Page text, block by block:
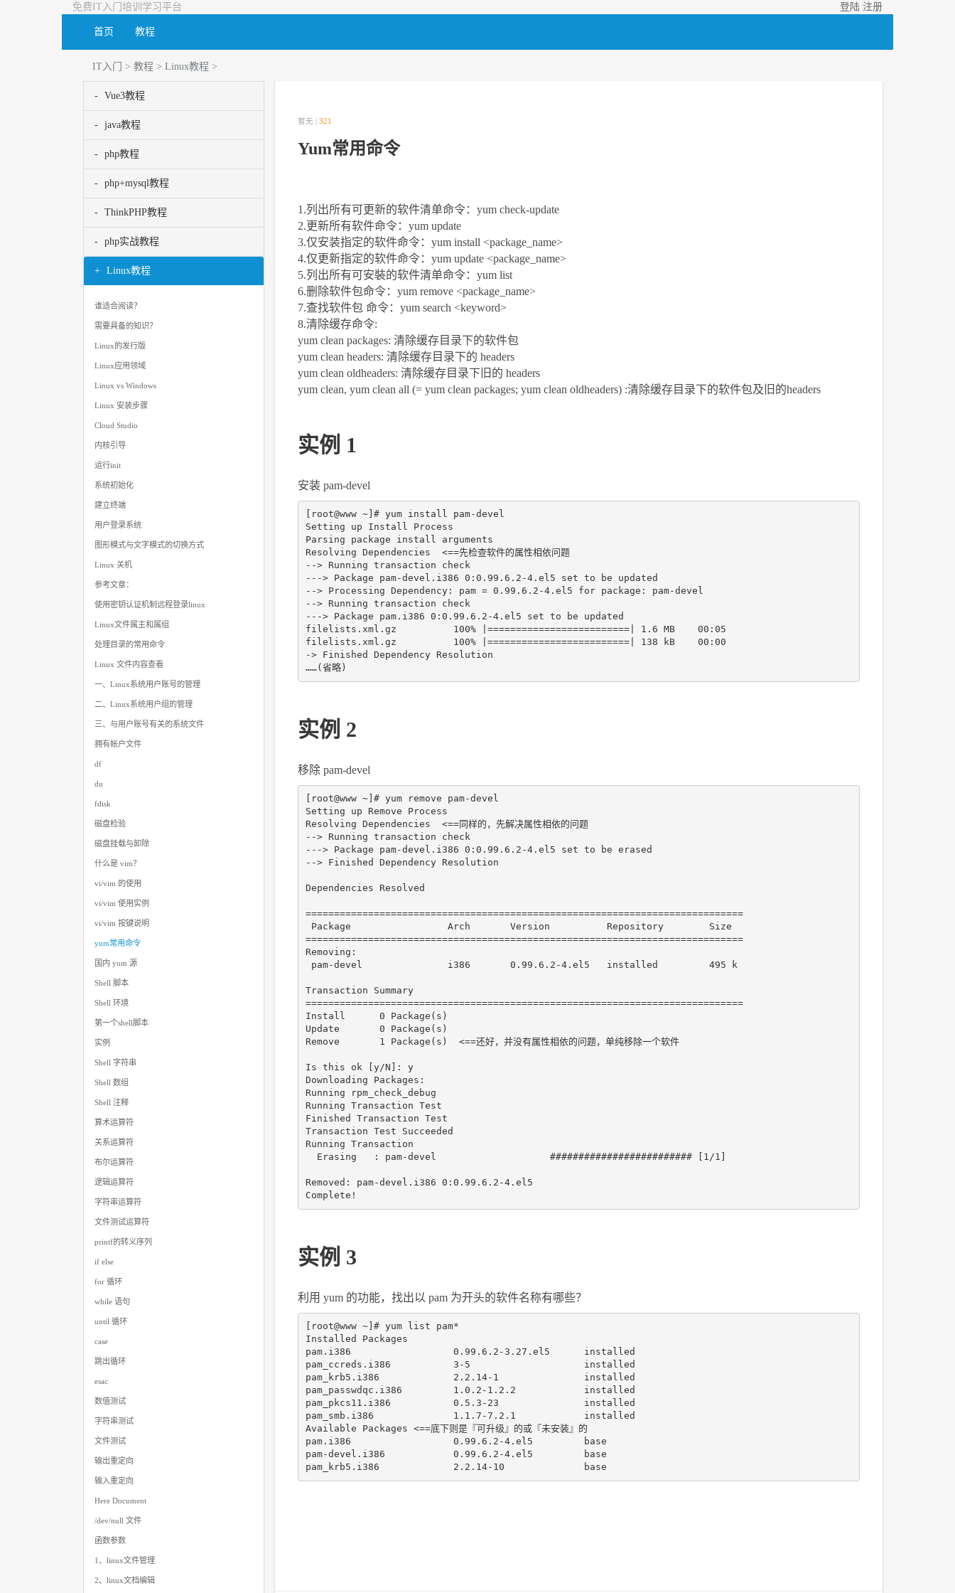
免费IT入门培训学习平台 登陆 注册
首页 教程
IT入门 > 教程 > Linux教程 >
暂无 | 321
Yum常用命令
1.列出所有可更新的软件清单命令：yum check-update
2.更新所有软件命令：yum update
3.仅安装指定的软件命令：yum install <package_name>
4.仅更新指定的软件命令：yum update <package_name>
5.列出所有可安裝的软件清单命令：yum list
6.删除软件包命令：yum remove <package_name>
7.查找软件包 命令：yum search <keyword>
8.清除缓存命令:
yum clean packages: 清除缓存目录下的软件包
yum clean headers: 清除缓存目录下的 headers
yum clean oldheaders: 清除缓存目录下旧的 headers
yum clean, yum clean all (= yum clean packages; yum clean oldheaders) :清除缓存目录下的软件包及旧的headers
实例 1
安装 pam-devel
[root@www ~]# yum install pam-devel
Setting up Install Process
Parsing package install arguments
Resolving Dependencies  <==先检查软件的属性相依问题
--> Running transaction check
---> Package pam-devel.i386 0:0.99.6.2-4.el5 set to be updated
--> Processing Dependency: pam = 0.99.6.2-4.el5 for package: pam-devel
--> Running transaction check
---> Package pam.i386 0:0.99.6.2-4.el5 set to be updated
filelists.xml.gz          100% |=========================| 1.6 MB    00:05
filelists.xml.gz          100% |=========================| 138 kB    00:00
-> Finished Dependency Resolution
实例 2
移除 pam-devel
[root@www ~]# yum remove pam-devel
Setting up Remove Process
Resolving Dependencies  <==同样的，先解决属性相依的问题
--> Running transaction check
---> Package pam-devel.i386 0:0.99.6.2-4.el5 set to be erased
--> Finished Dependency Resolution
Dependencies Resolved
=============================================================================
Package                 Arch       Version          Repository        Size
=============================================================================
Removing:
pam-devel               i386       0.99.6.2-4.el5   installed         495 k
Transaction Summary
=============================================================================
Install      0 Package(s)
Update       0 Package(s)
Remove       1 Package(s)  <==还好，并没有属性相依的问题，单纯移除一个软件
Is this ok [y/N]: y
Downloading Packages:
Running rpm_check_debug
Running Transaction Test
Finished Transaction Test
Transaction Test Succeeded
Running Transaction
  Erasing   : pam-devel                    ######################### [1/1]
Removed: pam-devel.i386 0:0.99.6.2-4.el5
实例 3
利用 yum 的功能，找出以 pam 为开头的软件名称有哪些？
[root@www ~]# yum list pam*
Installed Packages
pam.i386                  0.99.6.2-3.27.el5      installed
pam_ccreds.i386           3-5                    installed
pam_krb5.i386             2.2.14-1               installed
pam_passwdqc.i386         1.0.2-1.2.2            installed
pam_pkcs11.i386           0.5.3-23               installed
pam_smb.i386              1.1.7-7.2.1            installed
Available Packages <==底下则是『可升级』的或『未安装』的
pam.i386                  0.99.6.2-4.el5         base
pam-devel.i386            0.99.6.2-4.el5         base
Vue3教程
java教程
php教程
php+mysql教程
ThinkPHP教程
php实战教程
Linux教程
谁适合阅读？
需要具备的知识？
Linux的发行版
Linux应用领域
Linux vs Windows
Linux 安装步骤
Cloud Studio
内核引导
运行init
系统初始化
建立终端
用户登录系统
图形模式与文字模式的切换方式
Linux 关机
参考文章：
使用密钥认证机制远程登录linux
Linux文件属主和属组
处理目录的常用命令
Linux 文件内容查看
一、Linux系统用户账号的管理
二、Linux系统用户组的管理
三、与用户账号有关的系统文件
拥有帐户文件
df
du
fdisk
磁盘检验
磁盘挂载与卸除
什么是 vim？
vi/vim 的使用
vi/vim 使用实例
vi/vim 按键说明
yum常用命令
国内 yum 源
Shell 脚本
Shell 环境
第一个shell脚本
实例
Shell 字符串
Shell 数组
Shell 注释
算术运算符
关系运算符
布尔运算符
逻辑运算符
字符串运算符
文件测试运算符
printf的转义序列
if else
for 循环
while 语句
until 循环
case
跳出循环
esac
数值测试
字符串测试
文件测试
输出重定向
输入重定向
Here Document
/dev/null 文件
函数参数
1、linux文件管理
2、linux文档编辑